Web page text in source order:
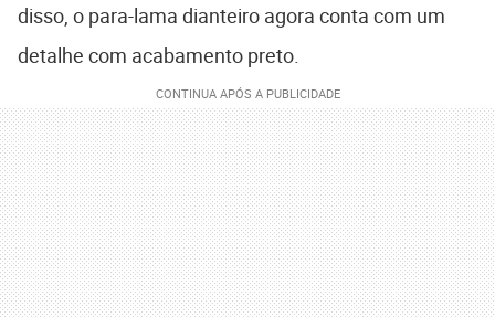
disso, o para-lama dianteiro agora conta com um
detalhe com acabamento preto.